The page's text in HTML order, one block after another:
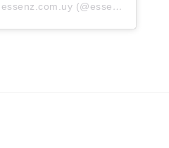
A post shared by essenz.com.uy (@essenz.com.uy)